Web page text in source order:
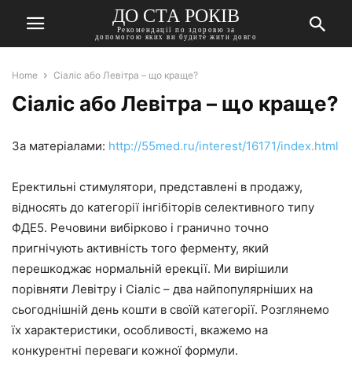
ДО СТА РОКІВ
Рекомендації по здоровю за
допомогою яких ви будите жити довго
Home Сіаліс або Левітра – що краще?
Сіаліс або Левітра – що краще?
За матеріалами: http://55med.ru/interest/16171/index.html
Еректильні стимулятори, представлені в продажу,
відносять до категорії інгібіторів селективного типу
ФДЕ5. Речовини вибірково і гранично точно
пригнічують активність того ферменту, який
перешкоджає нормальній ерекції. Ми вирішили
порівняти Левітру і Сіаліс – два найпопулярніших на
сьогоднішній день кошти в своїй категорії. Розглянемо
їх характеристики, особливості, вкажемо на
конкурентні переваги кожної формули.